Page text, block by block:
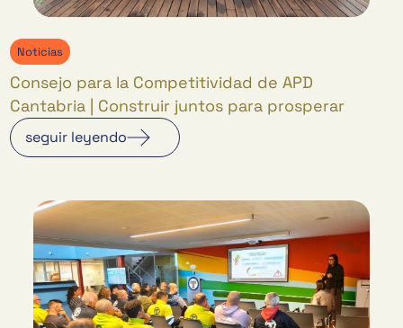
Noticias
Consejo para la Competitividad de APD
Cantabria | Construir juntos para prosperar
seguir leyendo